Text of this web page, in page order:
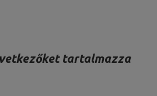
tartalmazza